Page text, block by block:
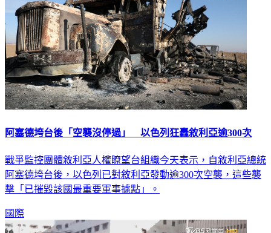
阿塞德垮台後「空襲沒停過」 以色列狂轟敘利亞逾300次
戰爭監控團體敘利亞人權瞭望台組織今天表示，自敘利亞總統
阿塞德垮台後，以色列已對敘利亞發動逾300次空襲，這些襲
擊「已摧毀該國最重要軍事據點」。
國際